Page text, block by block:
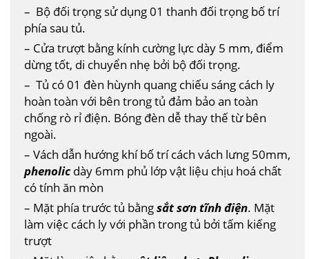
– Bộ đối trọng sử dụng 01 thanh đối trọng bố trí
phía sau tủ.
– Cửa trượt bằng kính cường lực dày 5 mm, điểm
dừng tốt, di chuyển nhẹ bởi bộ đối trọng.
– Tủ có 01 đèn hùynh quang chiếu sáng cách ly
hoàn toàn với bên trong tủ đảm bảo an toàn
chống rò rỉ điện. Bóng đèn dễ thay thế từ bên
ngoài.
– Vách dẫn hướng khí bố trí cách vách lưng 50mm,
phenolicdày 6mm phủ lớp vật liệu chịu hoá chất
có tính ăn mòn
– Mặt phía trước tủ bằngsắt sơn tĩnh điện. Mặt
làm việc cách ly với phần trong tủ bởi tấm kiếng
trượt